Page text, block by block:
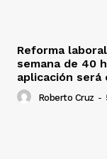
Reforma
semana de 40
aplicación será
Roberto Cruz -